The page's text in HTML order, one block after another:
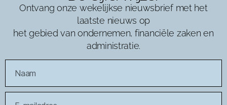
Ontvang onze wekelijkse nieuwsbrief met het
laatste nieuws op
het gebied van ondernemen, financiële zaken en
administratie.